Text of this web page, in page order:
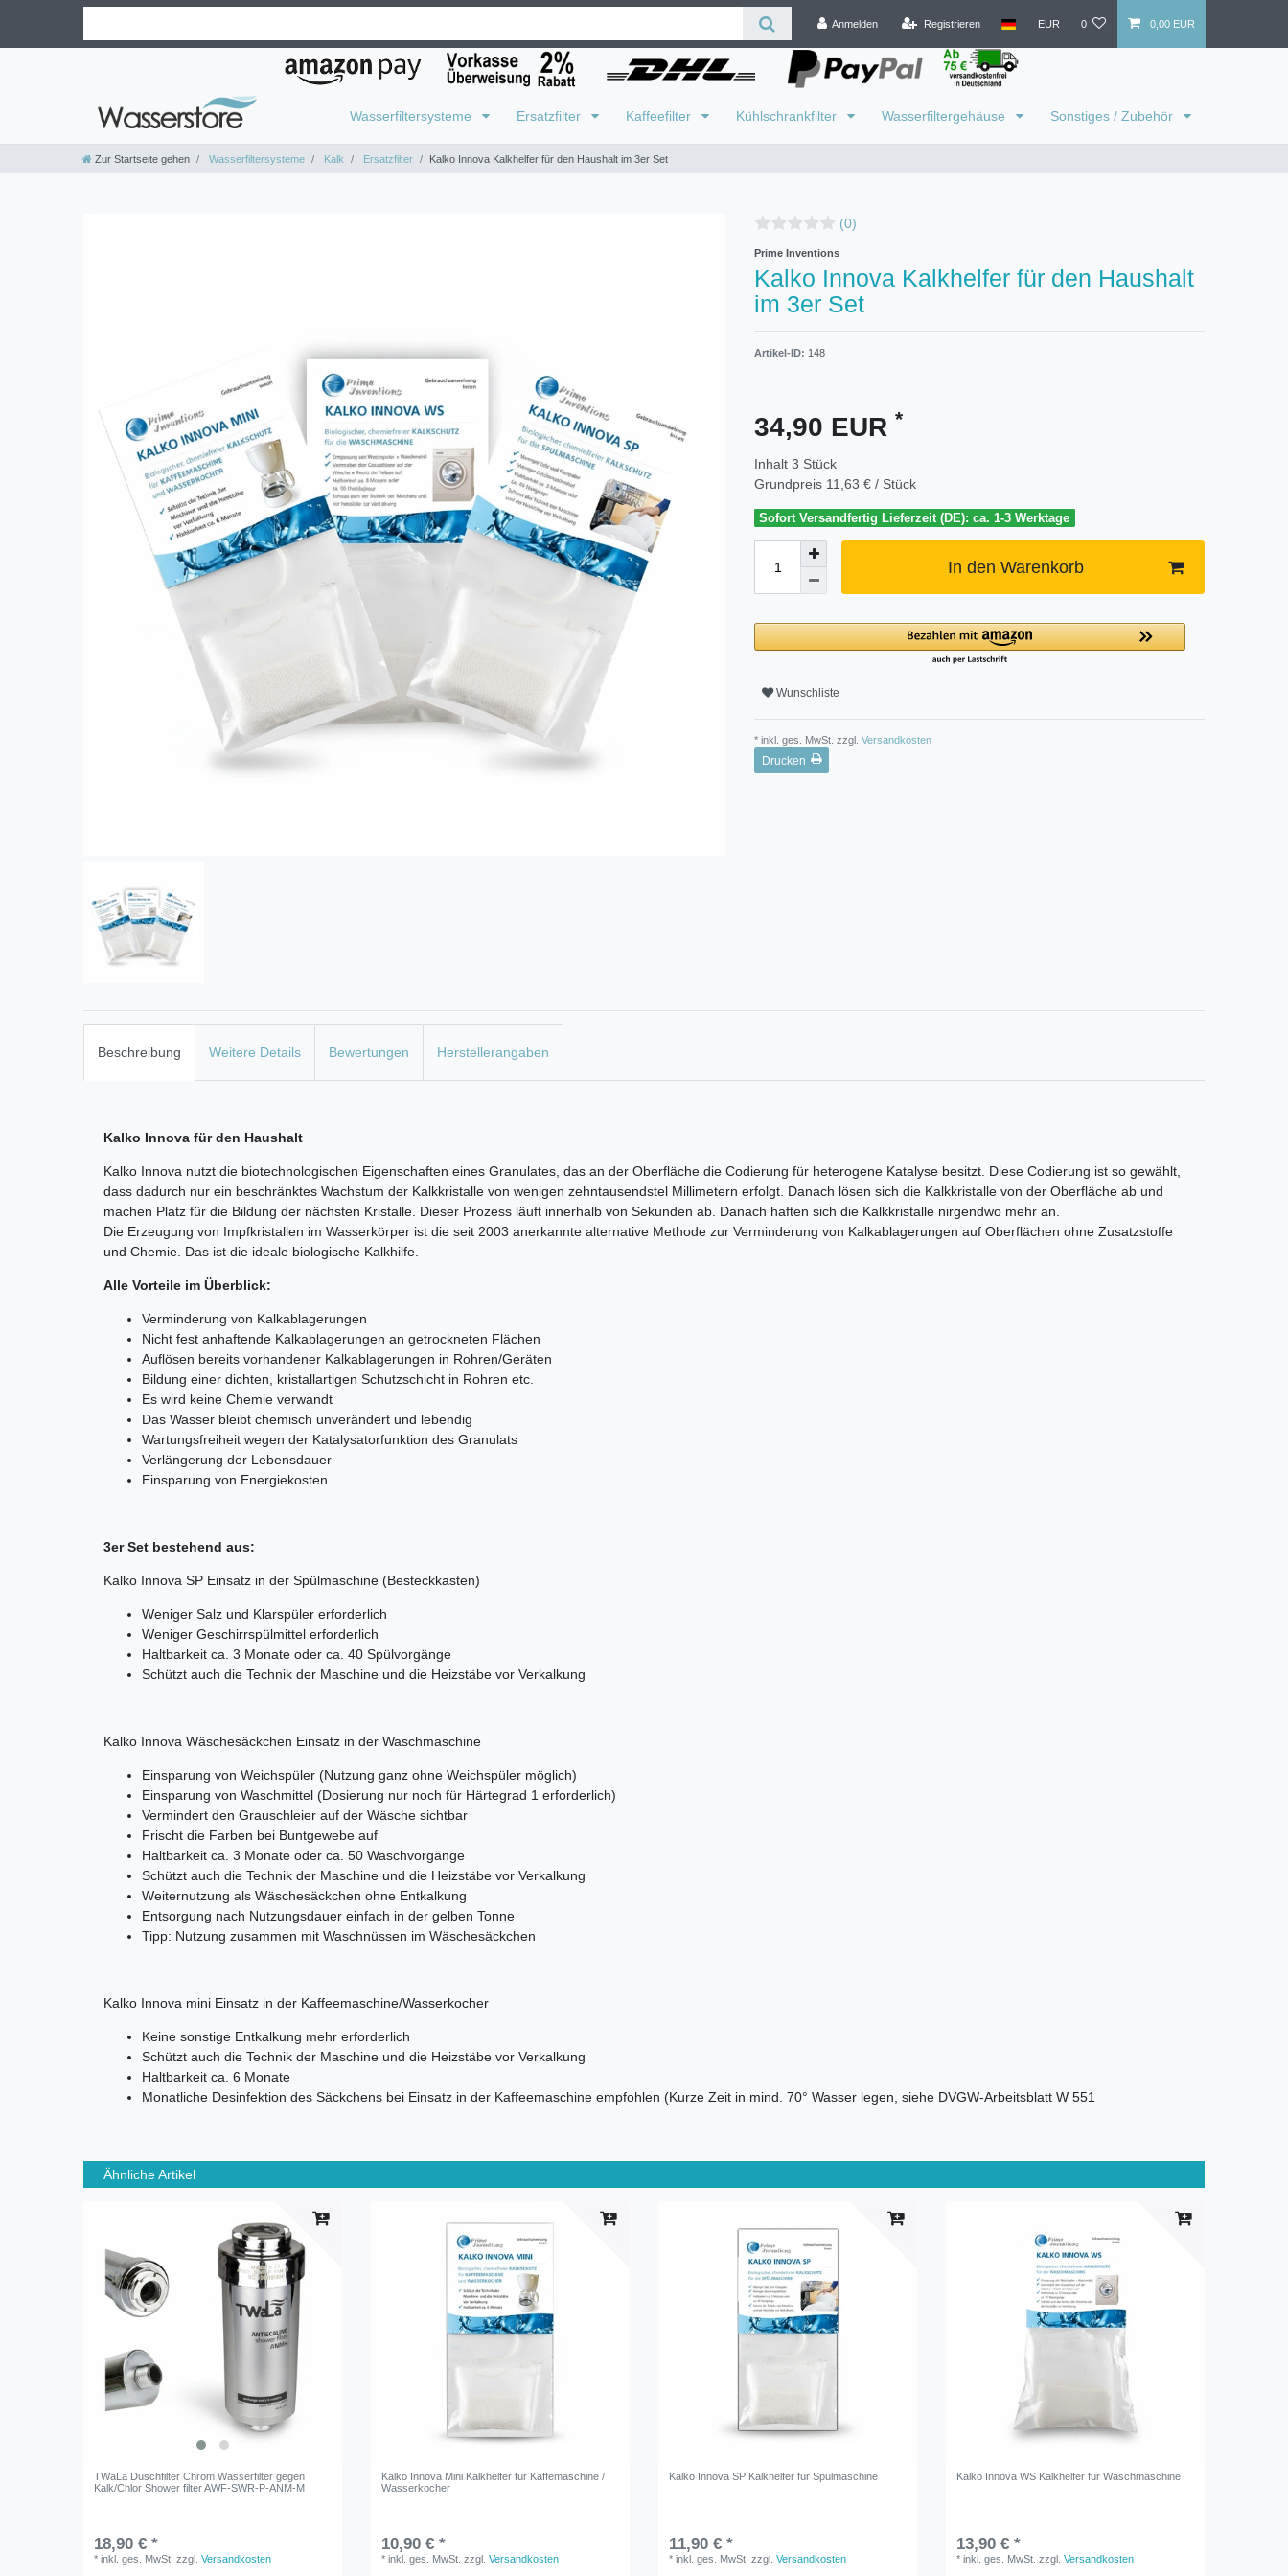
Anmelden Registrieren EUR 0 0,00 EUR
Wasserfiltersysteme Ersatzfilter Kaffeefilter Kühlschrankfilter Wasserfiltergehäuse Sonstiges / Zubehör
Zur Startseite gehen Wasserfiltersysteme Kalk Ersatzfilter Kalko Innova Kalkhelfer für den Haushalt im 3er Set
(0)
Prime Inventions
Kalko Innova Kalkhelfer für den Haushalt
im 3er Set
Artikel-ID: 148
34,90 EUR *
Inhalt 3 Stück
Grundpreis 11,63 € / Stück
Sofort Versandfertig Lieferzeit (DE): ca. 1-3 Werktage
In den Warenkorb
Wunschliste
* inkl. ges. MwSt. zzgl. Versandkosten
Drucken
Beschreibung Weitere Details Bewertungen Herstellerangaben
Kalko Innova für den Haushalt
Kalko Innova nutzt die biotechnologischen Eigenschaften eines Granulates, das an der Oberfläche die Codierung für heterogene Katalyse besitzt. Diese Codierung ist so gewählt,
dass dadurch nur ein beschränktes Wachstum der Kalkkristalle von wenigen zehntausendstel Millimetern erfolgt. Danach lösen sich die Kalkkristalle von der Oberfläche ab und
machen Platz für die Bildung der nächsten Kristalle. Dieser Prozess läuft innerhalb von Sekunden ab. Danach haften sich die Kalkkristalle nirgendwo mehr an.
Die Erzeugung von Impfkristallen im Wasserkörper ist die seit 2003 anerkannte alternative Methode zur Verminderung von Kalkablagerungen auf Oberflächen ohne Zusatzstoffe
und Chemie. Das ist die ideale biologische Kalkhilfe.
Alle Vorteile im Überblick:
Verminderung von Kalkablagerungen
Nicht fest anhaftende Kalkablagerungen an getrockneten Flächen
Auflösen bereits vorhandener Kalkablagerungen in Rohren/Geräten
Bildung einer dichten, kristallartigen Schutzschicht in Rohren etc.
Es wird keine Chemie verwandt
Das Wasser bleibt chemisch unverändert und lebendig
Wartungsfreiheit wegen der Katalysatorfunktion des Granulats
Verlängerung der Lebensdauer
Einsparung von Energiekosten
3er Set bestehend aus:
Kalko Innova SP Einsatz in der Spülmaschine (Besteckkasten)
Weniger Salz und Klarspüler erforderlich
Weniger Geschirrspülmittel erforderlich
Haltbarkeit ca. 3 Monate oder ca. 40 Spülvorgänge
Schützt auch die Technik der Maschine und die Heizstäbe vor Verkalkung
Kalko Innova Wäschesäckchen Einsatz in der Waschmaschine
Einsparung von Weichspüler (Nutzung ganz ohne Weichspüler möglich)
Einsparung von Waschmittel (Dosierung nur noch für Härtegrad 1 erforderlich)
Vermindert den Grauschleier auf der Wäsche sichtbar
Frischt die Farben bei Buntgewebe auf
Haltbarkeit ca. 3 Monate oder ca. 50 Waschvorgänge
Schützt auch die Technik der Maschine und die Heizstäbe vor Verkalkung
Weiternutzung als Wäschesäckchen ohne Entkalkung
Entsorgung nach Nutzungsdauer einfach in der gelben Tonne
Tipp: Nutzung zusammen mit Waschnüssen im Wäschesäckchen
Kalko Innova mini Einsatz in der Kaffeemaschine/Wasserkocher
Keine sonstige Entkalkung mehr erforderlich
Schützt auch die Technik der Maschine und die Heizstäbe vor Verkalkung
Haltbarkeit ca. 6 Monate
Monatliche Desinfektion des Säckchens bei Einsatz in der Kaffeemaschine empfohlen (Kurze Zeit in mind. 70° Wasser legen, siehe DVGW-Arbeitsblatt W 551
Ähnliche Artikel
TWaLa Duschfilter Chrom Wasserfilter gegen
Kalk/Chlor Shower filter AWF-SWR-P-ANM-M
18,90 € *
*inkl. ges. MwSt. zzgl.Versandkosten
Kalko Innova Mini Kalkhelfer für Kaffemaschine /
Wasserkocher
10,90 € *
*inkl. ges. MwSt. zzgl.Versandkosten
Kalko Innova SP Kalkhelfer für Spülmaschine
11,90 € *
*inkl. ges. MwSt. zzgl.Versandkosten
Kalko Innova WS Kalkhelfer für Waschmaschine
13,90 € *
*inkl. ges. MwSt. zzgl.Versandkosten